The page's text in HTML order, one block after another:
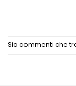
Sia commenti che